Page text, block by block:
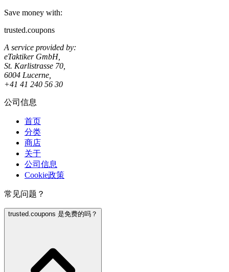
Save money with:
trusted.coupons
A service provided by:
eTaktiker GmbH,
St. Karlistrasse 70,
6004 Lucerne,
+41 41 240 56 30
公司信息
首页
分类
商店
关于
公司信息
Cookie政策
常见问题？
trusted.coupons 是免费的吗？